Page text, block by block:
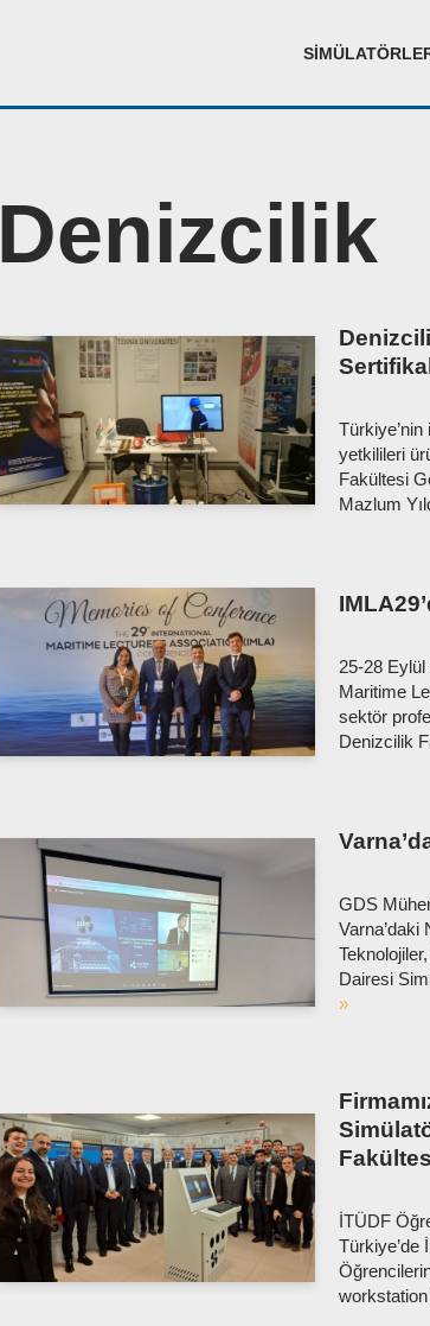
Denizcilik
yetkilileri
Fakültesi
Mazlum
25-28 Eylül
Maritime
sektör
Denizcilik
GDS
Varna’daki
Dairesi
»
İTÜDF
Türkiye’de